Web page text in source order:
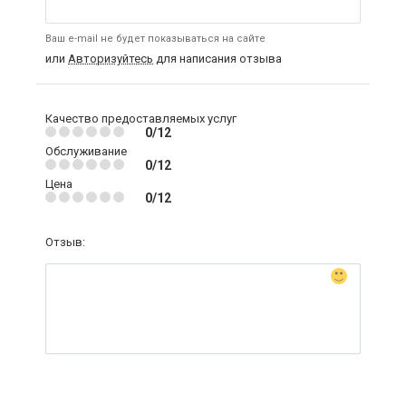
Ваш e-mail не будет показываться на сайте
или Авторизуйтесь для написания отзыва
Качество предоставляемых услуг
0/12
Обслуживание
0/12
Цена
0/12
Отзыв: